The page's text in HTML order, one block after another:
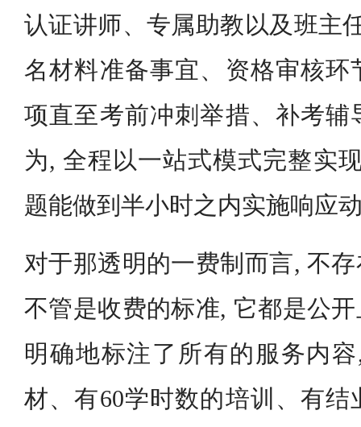
认证讲师、专属助教以及班主
名材料准备事宜、资格审核环
项直至考前冲刺举措、补考辅
为, 全程以一站式模式完整实
题能做到半小时之内实施响应
对于那透明的一费制而言, 不
不管是收费的标准, 它都是公
明确地标注了所有的服务内
材、有60学时数的培训、有